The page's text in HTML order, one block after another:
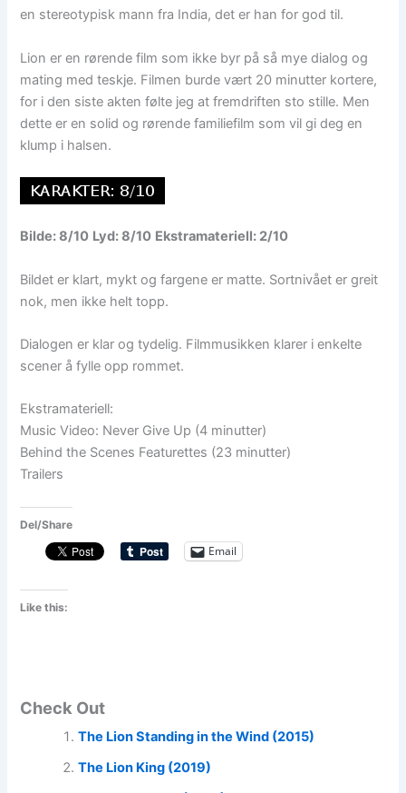
en stereotypisk mann fra India, det er han for god til.
Lion er en rørende film som ikke byr på så mye dialog og
mating med teskje. Filmen burde vært 20 minutter kortere,
for i den siste akten følte jeg at fremdriften sto stille. Men
dette er en solid og rørende familiefilm som vil gi deg en
klump i halsen.
Bilde: 8/10 Lyd: 8/10 Ekstramateriell: 2/10
Bildet er klart, mykt og fargene er matte. Sortnivået er greit
nok, men ikke helt topp.
Dialogen er klar og tydelig. Filmmusikken klarer i enkelte
scener å fylle opp rommet.
Ekstramateriell:
Music Video: Never Give Up (4 minutter)
Behind the Scenes Featurettes (23 minutter)
Trailers
Del/Share
Email
Like this:
Check Out
The Lion Standing in the Wind (2015)
The Lion King (2019)